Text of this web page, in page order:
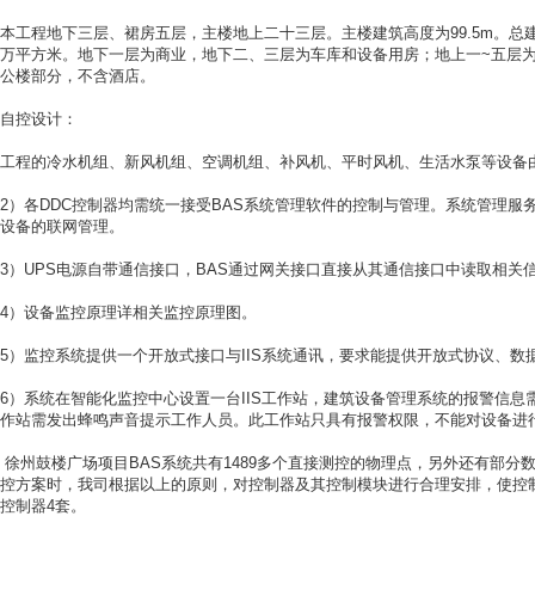
本工程地下三层、裙房五层，主楼地上二十三层。主楼建筑高度为99.5m。总
万平方米。地下一层为商业，地下二、三层为车库和设备用房；地上一~五层
公楼部分，不含酒店。
自控设计：
工程的冷水机组、新风机组、空调机组、补风机、平时风机、生活水泵等设备
2）各 DDC控制器均需统一接受 BAS系统管理软件的控制与管理。系统管理服
设备的联网管理。
3） UPS电源自带通信接口， BAS通过网关接口直接从其通信接口中读取相关
4）设备监控原理详相关监控原理图。
5）监控系统提供一个开放式接口与 IIS系统通讯，要求能提供开放式协议、数
6）系统在智能化监控中心设置一台 IIS工作站，建筑设备管理系统的报警信息
作站需发出蜂鸣声音提示工作人员。此工作站只具有报警权限，不能对设备进
徐州鼓楼广场项目 BAS系统共有1489多个直接测控的物理点，另外还有部分
控方案时，我司根据以上的原则，对控制器及其控制模块进行合理安排，使
控制器4套。